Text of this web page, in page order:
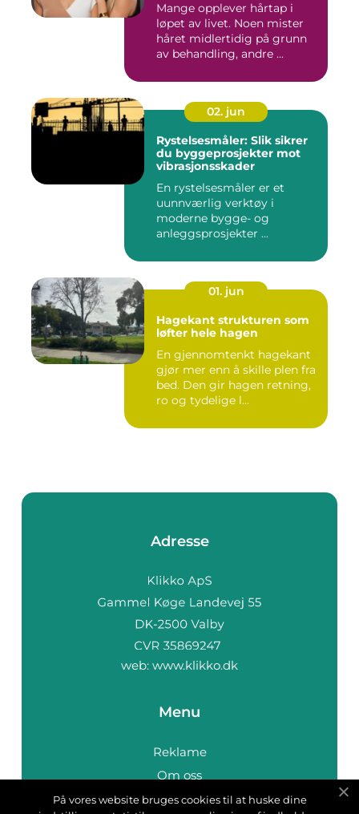
Mange opplever hårtap i
løpet av livet. Noen mister
håret midlertidig på grunn
av behandling, andre ...
02. jun
Rystelsesmåler: Slik sikrer
du byggeprosjekter mot
vibrasjonsskader
En rystelsesmåler er et
uunnværlig verktøy i
moderne bygge- og
anleggsprosjekter ...
01. jun
Hagekant strukturen som
løfter hele hagen
En gjennomtenkt hagekant
gjør mer enn å skille plen fra
bed. Den gir hagen retning,
ro og tydelige l...
Adresse
web: www.klikko.dk
Menu
Reklame
Om oss
Cookies
På vores website bruges cookies til at huske dine